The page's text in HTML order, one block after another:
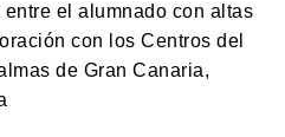
el alumnado con altas
con los Centros del
de Gran Canaria,